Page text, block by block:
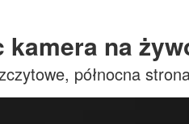
kamera na
północna